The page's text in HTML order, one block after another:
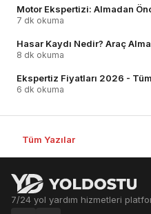
Motor Ekspertizi: Almadan
7 dk okuma
Hasar Kaydı Nedir? Araç
8 dk okuma
Ekspertiz Fiyatları 2026 -
6 dk okuma
Tüm Yazılar
7/24 yol yardım hizmetleri